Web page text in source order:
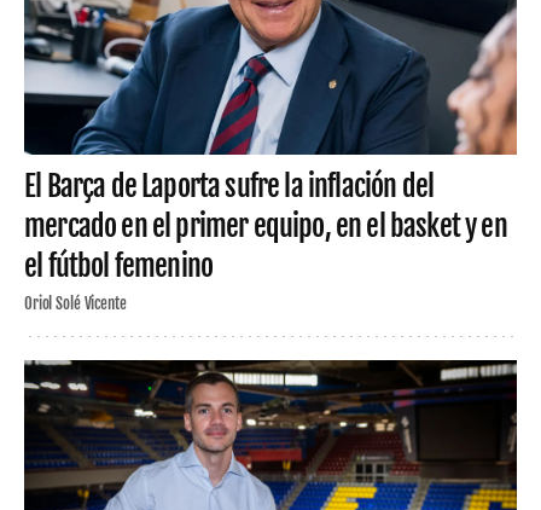
El Barça de Laporta sufre la inflación del
mercado en el primer equipo, en el basket y en
el fútbol femenino
Oriol Solé Vicente